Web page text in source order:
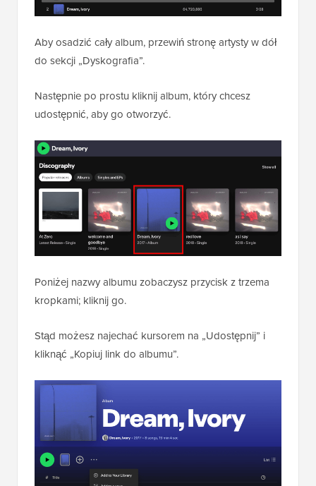
Aby osadzić cały album, przewiń stronę artysty w dół
do sekcji „Dyskografia”.
Następnie po prostu kliknij album, który chcesz
udostępnić, aby go otworzyć.
Poniżej nazwy albumu zobaczysz przycisk z trzema
kropkami; kliknij go.
Stąd możesz najechać kursorem na „Udostępnij” i
kliknąć „Kopiuj link do albumu”.